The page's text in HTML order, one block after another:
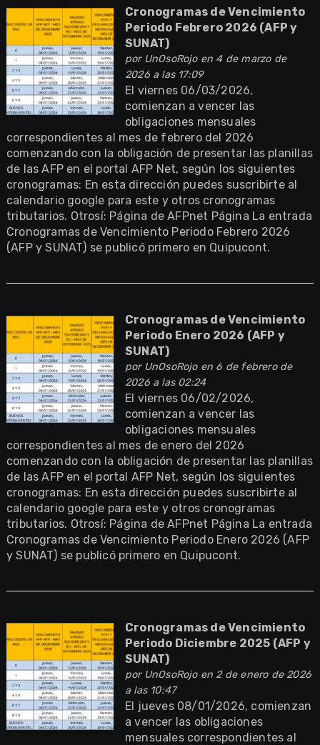
Cronogramas de Vencimiento
Periodo Febrero 2026 (AFP y
SUNAT)
por UnOsoRojoen 4 de marzo de
2026 a las 17:09
El viernes 06/03/2026,
comienzan a vencer las
obligaciones mensuales
correspondientes al mes de febrero del 2026
comenzando con la obligación de presentar las planillas
de las AFP en el portal AFP Net, según los siguientes
cronogramas: En esta dirección puedes suscribirte al
calendario google para este y otros cronogramas
tributarios. Otrosí: Página de AFPnet Página La entrada
Cronogramas de Vencimiento Periodo Febrero 2026
(AFP y SUNAT) se publicó primero en Quipucont.
Cronogramas de Vencimiento
Periodo Enero 2026 (AFP y
SUNAT)
por UnOsoRojoen 6 de febrero de
2026 a las 02:24
El viernes 06/02/2026,
comienzan a vencer las
obligaciones mensuales
correspondientes al mes de enero del 2026
comenzando con la obligación de presentar las planillas
de las AFP en el portal AFP Net, según los siguientes
cronogramas: En esta dirección puedes suscribirte al
calendario google para este y otros cronogramas
tributarios. Otrosí: Página de AFPnet Página La entrada
Cronogramas de Vencimiento Periodo Enero 2026 (AFP
y SUNAT) se publicó primero en Quipucont.
Cronogramas de Vencimiento
Periodo Diciembre 2025 (AFP y
SUNAT)
por UnOsoRojoen 2 de enero de 2026
a las 10:47
El jueves 08/01/2026, comienzan
a vencer las obligaciones
mensuales correspondientes al